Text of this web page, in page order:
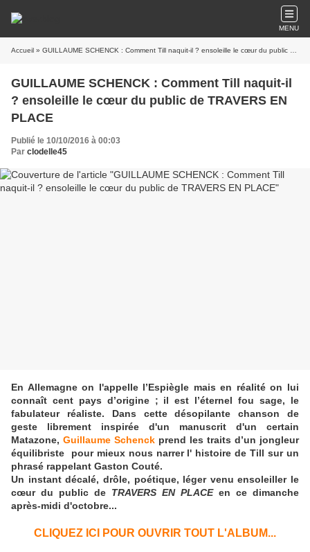
MENU
Accueil » GUILLAUME SCHENCK : Comment Till naquit-il ? ensoleille le cœur du public de TRAVERS EN PLACE
GUILLAUME SCHENCK : Comment Till naquit-il
? ensoleille le cœur du public de TRAVERS EN
PLACE
Publié le 10/10/2016 à 00:03
Par clodelle45
En Allemagne on l'appelle l’Espiègle mais en réalité on lui
connaît cent pays d’origine ; il est l’éternel fou sage, le
fabulateur réaliste. Dans cette désopilante chanson de
geste librement inspirée d'un manuscrit d'un certain
Matazone, Guillaume Schenck prend les traits d’un jongleur
équilibriste pour mieux nous narrer l' histoire de Till sur un
phrasé rappelant Gaston Couté.
Un instant décalé, drôle, poétique, léger venu ensoleiller le
cœur du public de TRAVERS EN PLACEen ce dimanche
après-midi d'octobre...
CLIQUEZ ICI POUR OUVRIR TOUT L'ALBUM...